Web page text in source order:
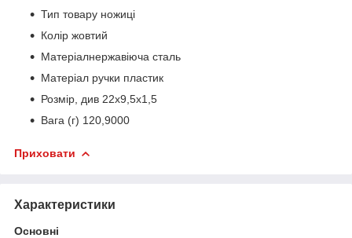
Тип товару ножиці
Колір жовтий
Матеріалнержавіюча сталь
Матеріал ручки пластик
Розмір, див 22х9,5х1,5
Вага (г) 120,9000
Приховати
Характеристики
Основні